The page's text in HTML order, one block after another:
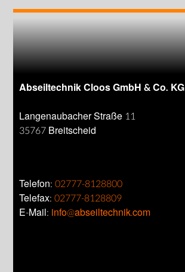
Abseiltechnik Cloos GmbH & Co. KG
Langenaubacher Straße 11
35767 Breitscheid
Telefon:02777-8128800
Telefax:02777-8128809
E-Mail: info@abseiltechnik.com